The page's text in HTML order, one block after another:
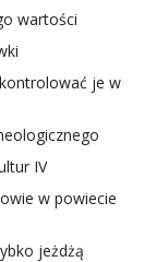
wartości
je w
IV
w powiecie
jeżdżą